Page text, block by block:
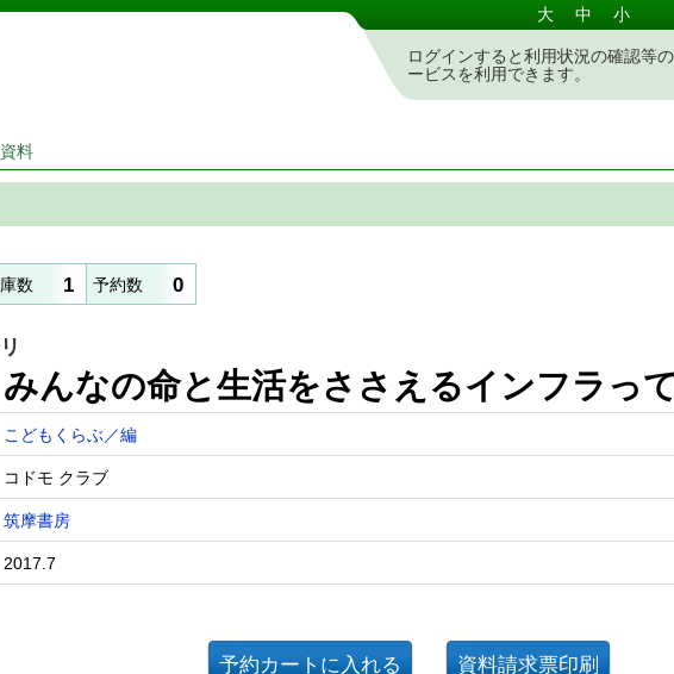
書検索・予約システム 大 中 小
ログインすると利用状況の確認等
ービスを利用できます。
料
数 1 予約数 0
みんなの命と生活をささえるインフラっ
こどもくらぶ／編
コドモ クラブ
筑摩書房
2017.7